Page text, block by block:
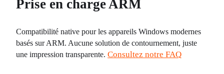
Prise en charge ARM
Compatibilité native pour les appareils Windows modernes
basés sur ARM. Aucune solution de contournement, juste
une impression transparente. Consultez notre FAQ